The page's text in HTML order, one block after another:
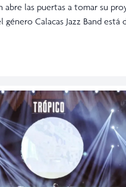
abre las puertas a tomar su
Calacas Jazz Band está